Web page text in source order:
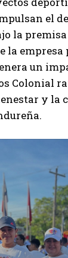
el
la
la
un
Colonial
y la